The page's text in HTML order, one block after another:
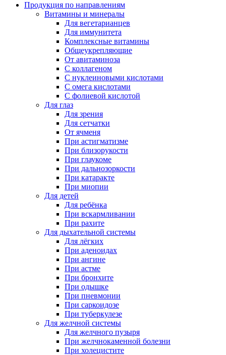
Продукция по направлениям
Витамины и минералы
Для вегетарианцев
Для иммунитета
Комплексные витамины
Общеукрепляющие
От авитаминоза
С коллагеном
С нуклеиновыми кислотами
С омега кислотами
С фолиевой кислотой
Для глаз
Для зрения
Для сетчатки
От ячменя
При астигматизме
При близорукости
При глаукоме
При дальнозоркости
При катаракте
При миопии
Для детей
Для ребёнка
При вскармливании
При рахите
Для дыхательной системы
Для лёгких
При аденоидах
При ангине
При астме
При бронхите
При одышке
При пневмонии
При саркоидозе
При туберкулезе
Для желчной системы
Для желчного пузыря
При желчнокаменной болезни
При холецистите